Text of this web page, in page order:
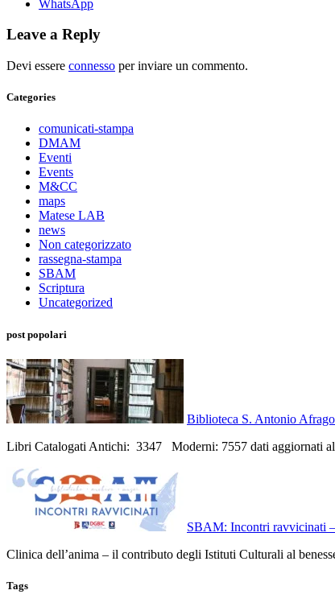
WhatsApp
Leave a Reply
Devi essere connesso per inviare un commento.
Categories
comunicati-stampa
DMAM
Eventi
Events
M&CC
maps
Matese LAB
news
Non categorizzato
rassegna-stampa
SBAM
Scriptura
Uncategorized
post popolari
Biblioteca S. Antonio
Libri Catalogati Antichi: 3347 Moderni: 7557 dati aggiornati
SBAM: Incontri ravvicinati
Clinica dell’anima – il contributo degli Istituti Culturali al
Tags